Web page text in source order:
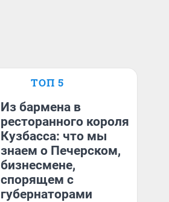
ТОП 5
Из бармена в
ресторанного короля
Кузбасса: что мы
знаем о Печерском,
бизнесмене,
спорящем с
губернаторами